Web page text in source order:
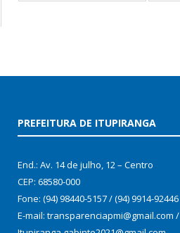
PREFEITURA DE ITUPIRANGA
End.: Av. 14 de julho, 12 – Centro
CEP: 68580-000
Fone: (94) 98440-5157 / (94) 9914-92446
E-mail: transparenciapmi@gmail.com /